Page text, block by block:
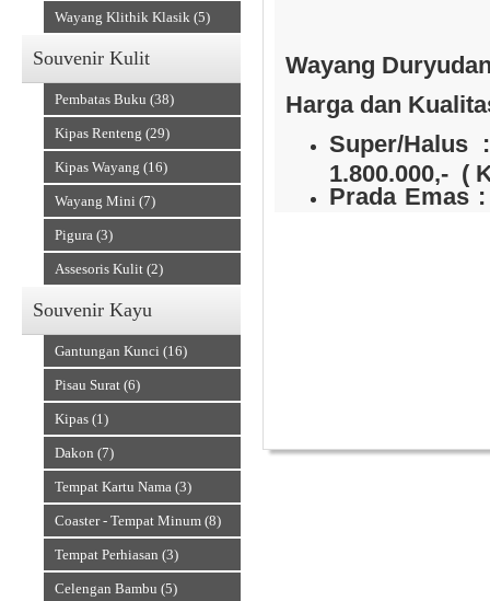
Wayang Klithik Klasik (5)
Souvenir Kulit
Pembatas Buku (38)
Kipas Renteng (29)
Kipas Wayang (16)
Wayang Mini (7)
Pigura (3)
Assesoris Kulit (2)
Souvenir Kayu
Gantungan Kunci (16)
Pisau Surat (6)
Kipas (1)
Dakon (7)
Tempat Kartu Nama (3)
Coaster - Tempat Minum (8)
Tempat Perhiasan (3)
Celengan Bambu (5)
Wayang
Harga dan
Super/
1.800.000,- (
Prada Emas